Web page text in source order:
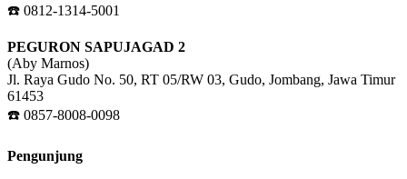
☎️ 0812-1314-5001
PEGURON SAPUJAGAD 2
(Aby Marnos)
Jl. Raya Gudo No. 50, RT 05/RW 03, Gudo, Jombang, Jawa Timur
61453
☎️ 0857-8008-0098
Pengunjung